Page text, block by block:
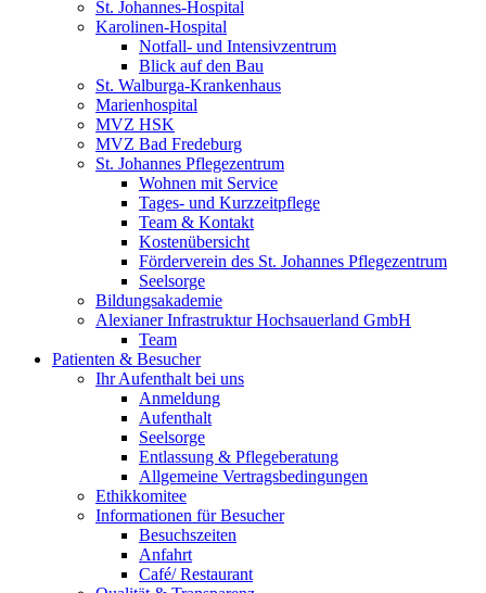
St. Johannes-Hospital
Karolinen-Hospital
Notfall- und Intensivzentrum
Blick auf den Bau
St. Walburga-Krankenhaus
Marienhospital
MVZ HSK
MVZ Bad Fredeburg
St. Johannes Pflegezentrum
Wohnen mit Service
Tages- und Kurzzeitpflege
Team & Kontakt
Kostenübersicht
Förderverein des St. Johannes Pflegezentrum
Seelsorge
Bildungsakademie
Alexianer Infrastruktur Hochsauerland GmbH
Team
Patienten & Besucher
Ihr Aufenthalt bei uns
Anmeldung
Aufenthalt
Seelsorge
Entlassung & Pflegeberatung
Allgemeine Vertragsbedingungen
Ethikkomitee
Informationen für Besucher
Besuchszeiten
Anfahrt
Café/ Restaurant